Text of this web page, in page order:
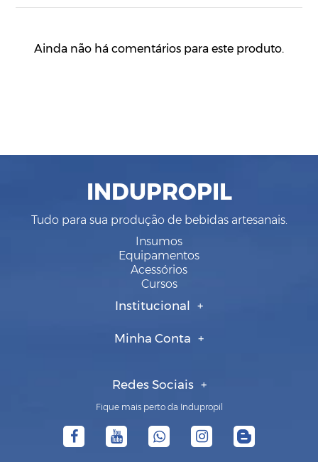
Ainda não há comentários para este produto.
INDUPROPIL
Tudo para sua produção de bebidas artesanais.
Insumos
Equipamentos
Acessórios
Cursos
Institucional
Minha Conta
Redes Sociais
Fique mais perto da Indupropil